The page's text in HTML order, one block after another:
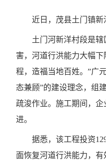
近日，茂县土门镇
土门河新洋村段是
害，河道行洪能力大幅
程，造福当地百姓。”广
态兼顾”的建设理念，组
疏浚作业。施工期间，
进。
据悉，该工程投资
面恢复河道行洪能力，